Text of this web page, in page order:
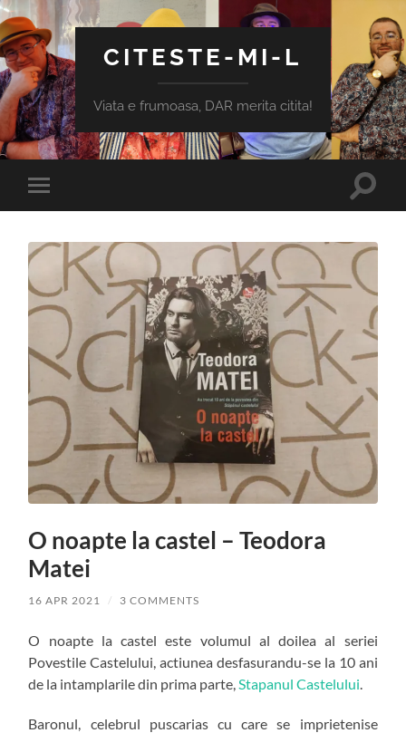
CITESTE-MI-L
Viata e frumoasa, DAR merita citita!
Toggle
mobile
Toggle
O noapte la castel – Teodora
Matei
16 APR 2021 / 3 COMMENTS
O noapte la castel este volumul al doilea al seriei
Povestile Castelului, actiunea desfasurandu-se la 10 ani
de la intamplarile din prima parte, Stapanul Castelului
Baronul, celebrul puscarias cu care se imprietenise